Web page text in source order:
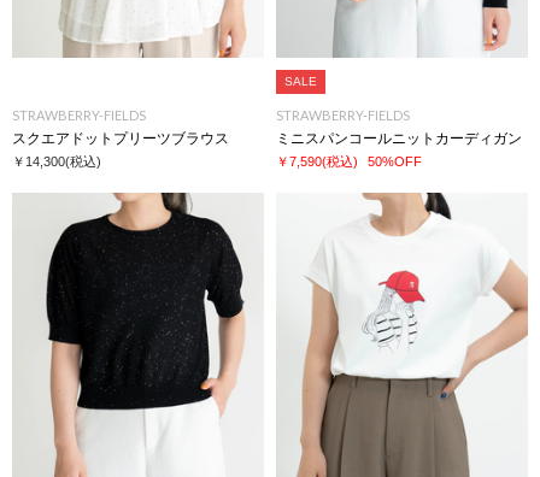
STRAWBERRY-FIELDS
スクエアドットプリーツブラウス
￥14,300(税込)
SALE
STRAWBERRY-FIELDS
ミニスパンコールニットカーディガン
￥7,590(税込) 50%OFF